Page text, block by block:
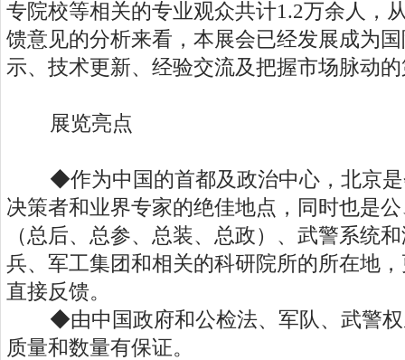
专院校等相关的专业观众共计1.2万余人，
馈意见的分析来看，本展会已经发展成为
示、技术更新、经验交流及把握市场脉动
展览亮点
◆作为中国的首都及政治中心，北京是
决策者和业界专家的绝佳地点，同时也是
（总后、总参、总装、总政）、武警系统
兵、军工集团和相关的科研院所的所在地
直接反馈。
◆由中国政府和公检法、军队、武警权
质量和数量有保证。